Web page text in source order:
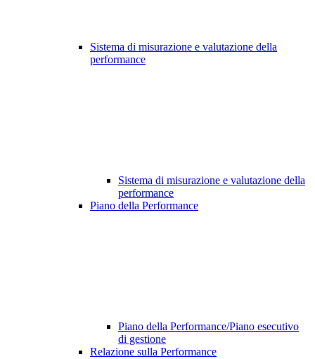
Sistema di misurazione e valutazione della
performance
Sistema di misurazione e valutazione della
performance
Piano della Performance
Piano della Performance/Piano esecutivo
di gestione
Relazione sulla Performance